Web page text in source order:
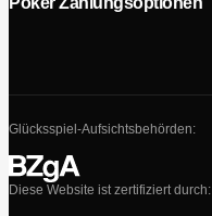
Glücksspiel-Aufsichtsbehörden:
Diese Website ist zertifiziert durch: